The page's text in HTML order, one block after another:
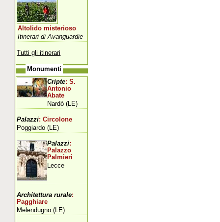
Altolido misterioso
Itinerari di Avanguardie
Tutti gli itinerari
Monumenti
Cripte: S.
Antonio
Abate
Nardò (LE)
Palazzi: Circolone
Poggiardo (LE)
Palazzi:
Palazzo
Palmieri
Lecce
Architettura rurale:
Pagghiare
Melendugno (LE)